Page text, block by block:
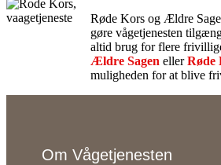
Røde Kors og Ældre
gøre vågetjenesten
altid brug for flere
Ældre Sagen ellerRøde
muligheden for at blive
Om Vågetjenesten